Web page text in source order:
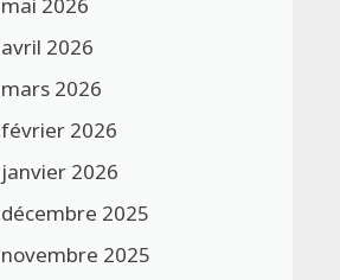
avril 2026
mars 2026
février 2026
janvier 2026
décembre 2025
novembre 2025